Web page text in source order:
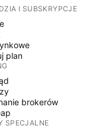
I SUBSKRYPCJE
plan
brokerów
SPECJALNE